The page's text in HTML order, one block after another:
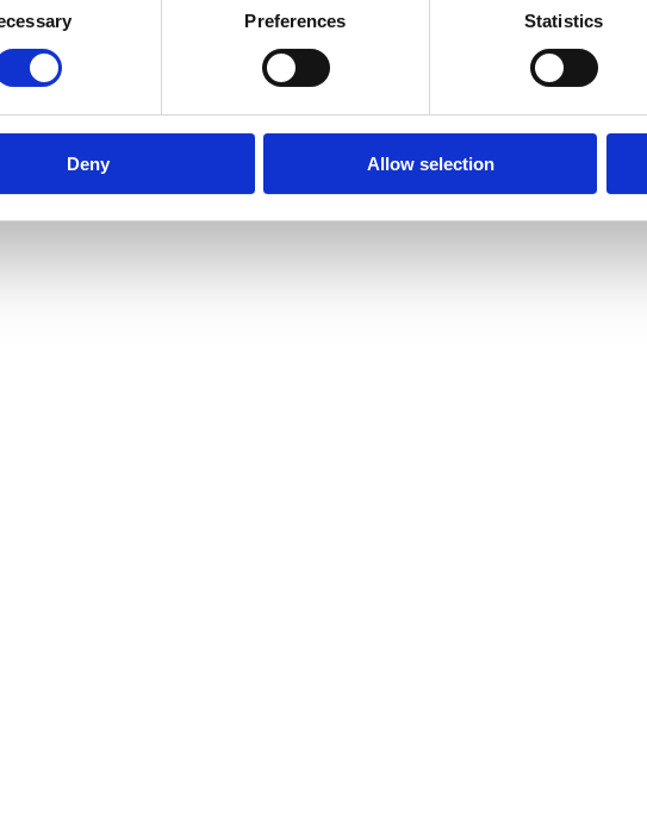
Preferences Statistics
Deny Allow selection